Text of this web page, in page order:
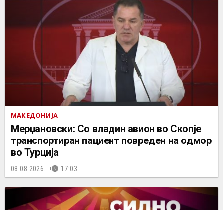
МАКЕДОНИЈА
Мерџановски: Со владин авион во Скопје
транспортиран пациент повреден на одмор
во Турција
08.08.2026. 17:03